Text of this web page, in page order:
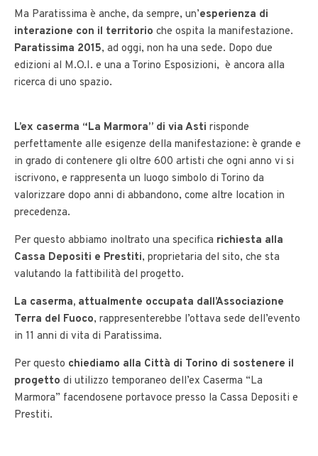
Ma Paratissima è anche, da sempre, un’esperienza di
interazione con il territorio che ospita la manifestazione.
Paratissima 2015, ad oggi, non ha una sede. Dopo due
edizioni al M.O.I. e una a Torino Esposizioni, è ancora alla
ricerca di uno spazio.
L’ex caserma “La Marmora” di via Asti risponde
perfettamente alle esigenze della manifestazione: è grande e
in grado di contenere gli oltre 600 artisti che ogni anno vi si
iscrivono, e rappresenta un luogo simbolo di Torino da
valorizzare dopo anni di abbandono, come altre location in
precedenza.
Per questo abbiamo inoltrato una specifica richiesta alla
Cassa Depositi e Prestiti, proprietaria del sito, che sta
valutando la fattibilità del progetto.
La caserma, attualmente occupata dall’Associazione
Terra del Fuoco, rappresenterebbe l’ottava sede dell’evento
in 11 anni di vita di Paratissima.
Per questo chiediamo alla Città di Torino di sostenere il
progetto di utilizzo temporaneo dell’ex Caserma “La
Marmora” facendosene portavoce presso la Cassa Depositi e
Prestiti.